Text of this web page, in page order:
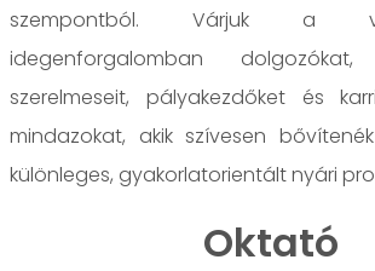
szempontból. Várjuk a
idegenforgalomban
szerelmeseit, pályakezdőket és
mindazokat, akik szívesen
különleges, gyakorlatorientált nyári
Oktató